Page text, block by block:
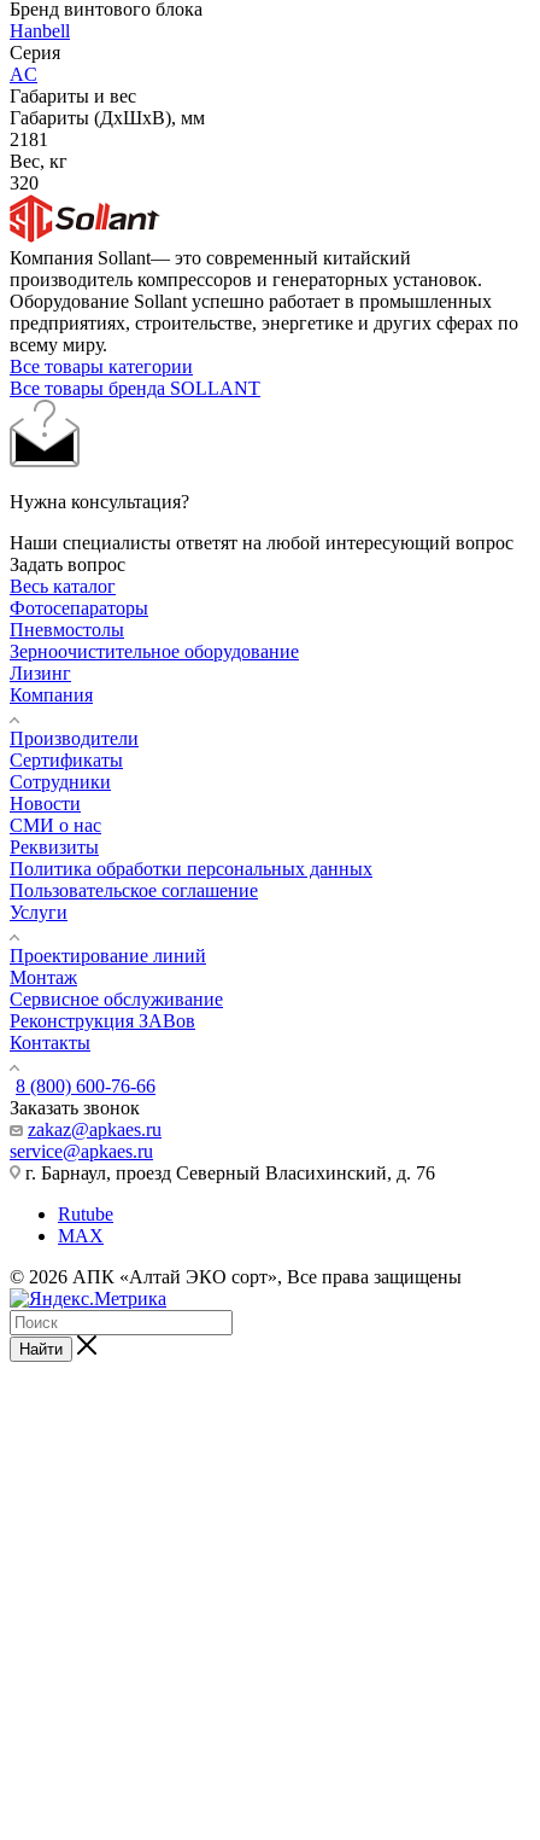
Бренд винтового блока
Hanbell
Серия
AC
Габариты и вес
Габариты (ДхШхВ), мм
2181
Вес, кг
320
Компания Sollant— это современный китайский
производитель компрессоров и генераторных установок.
Оборудование Sollant успешно работает в промышленных
предприятиях, строительстве, энергетике и других сферах по
всему миру.
Все товары категории
Все товары бренда SOLLANT
Нужна консультация?
Наши специалисты ответят на любой интересующий вопрос
Задать вопрос
Весь каталог
Фотосепараторы
Пневмостолы
Зерноочистительное оборудование
Лизинг
Компания
Производители
Сертификаты
Сотрудники
Новости
СМИ о нас
Реквизиты
Политика обработки персональных данных
Пользовательское соглашение
Услуги
Проектирование линий
Монтаж
Сервисное обслуживание
Реконструкция ЗАВов
Контакты
8 (800) 600-76-66
Заказать звонок
zakaz@apkaes.ru
service@apkaes.ru
г. Барнаул, проезд Северный Власихинский, д. 76
Rutube
MAX
© 2026 АПК «Алтай ЭКО сорт», Все права защищены
Найти